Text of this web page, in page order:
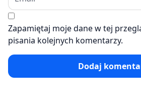
Zapamiętaj moje dane w tej
pisania kolejnych komentarzy.
Dodaj